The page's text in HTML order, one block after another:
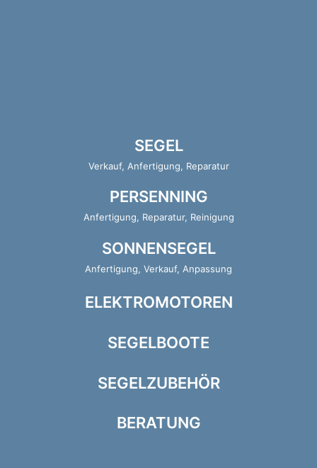
SEGEL
Verkauf, Anfertigung, Reparatur
PERSENNING
Anfertigung, Reparatur, Reinigung
SONNENSEGEL
Anfertigung, Verkauf, Anpassung
ELEKTROMOTOREN
SEGELBOOTE
SEGELZUBEHÖR
BERATUNG